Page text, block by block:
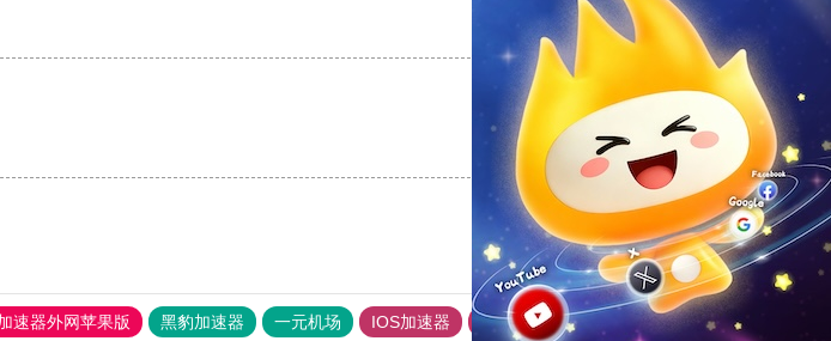
支持[0] 反对
支持[0] 反对[0]
速器外网苹果版 黑豹加速器 一元机场 IOS加速器 旋风加速度器 hammer加速器